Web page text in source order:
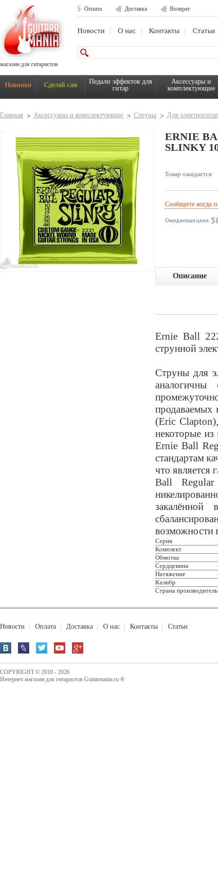
магазин для гитаристов
Оплата Доставка Возврат
Новости О нас Контакты Статьи
Новинки Сделай сам
Педали эффектов для
гитар
Аксессуары и
комплектующие
Главная Аксессуары и комплектующие Струны Для электрогитар
ERNIE
SLINKY
Товар ожидается
Сообщите когда
Ожидаемая цена
Описание
Ernie Ball
струнной
Струны для
продаваемых
(Eric
некоторые
Ernie Ball
стандартам
что является
Ball Regular
закалённой
возможности
Серия
Комплект
Обмотка
Сердцевина
Натяжение
Калибр
Страна производитель
Новости Оплата Доставка О нас Контакты Статьи
COPYRIGHT © 2010 - 2026
Интернет-магазин для гитаристов Guitarmania.ru ®